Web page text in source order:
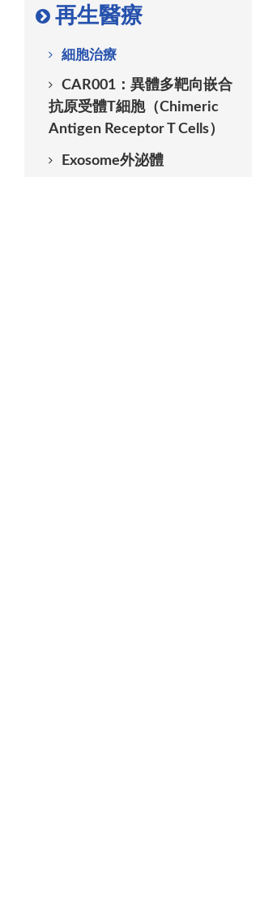
再生醫療
細胞治療
CAR001：異體多靶向嵌合
抗原受體T細胞（Chimeric
Antigen Receptor T Cells）
Exosome外泌體